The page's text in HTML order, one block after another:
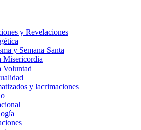
y Revelaciones
y Semana Santa
Misericordia
Voluntad
y lacrimaciones